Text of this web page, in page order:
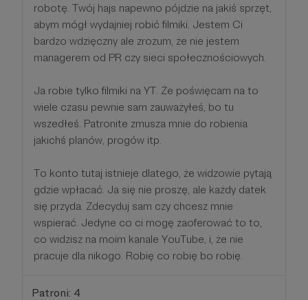
robotę. Twój hajs napewno pójdzie na jakiś sprzęt,
abym mógł wydajniej robić filmiki. Jestem Ci
bardzo wdzięczny ale zrozum, że nie jestem
managerem od PR czy sieci społecznościowych.
Ja robie tylko filmiki na YT. Że poświęcam na to
wiele czasu pewnie sam zauważyłeś, bo tu
wszedłeś. Patronite zmusza mnie do robienia
jakichś planów, progów itp.
To konto tutaj istnieje dlatego, że widzowie pytają
gdzie wpłacać. Ja się nie proszę, ale każdy datek
się przyda. Zdecyduj sam czy chcesz mnie
wspierać. Jedyne co ci mogę zaoferować to to,
co widzisz na moim kanale YouTube, i, że nie
pracuje dla nikogo. Robię co robię bo robię.
Patroni: 4